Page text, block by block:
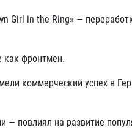
Girl in the Ring» —
как фронтмен.
коммерческий успех в
— повлиял на развитие